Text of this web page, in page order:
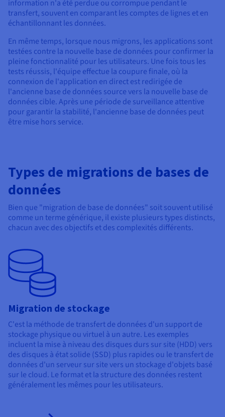
information n'a été perdue ou corrompue pendant le
transfert, souvent en comparant les comptes de lignes et en
échantillonnant les données.
En même temps, lorsque nous migrons, les applications sont
testées contre la nouvelle base de données pour confirmer la
pleine fonctionnalité pour les utilisateurs. Une fois tous les
tests réussis, l'équipe effectue la coupure finale, où la
connexion de l'application en direct est redirigée de
l'ancienne base de données source vers la nouvelle base de
données cible. Après une période de surveillance attentive
pour garantir la stabilité, l'ancienne base de données peut
être mise hors service.
Types de migrations de bases de
données
Bien que "migration de base de données" soit souvent utilisé
comme un terme générique, il existe plusieurs types distincts,
chacun avec des objectifs et des complexités différents.
Migration de stockage
C'est la méthode de transfert de données d'un support de
stockage physique ou virtuel à un autre. Les exemples
incluent la mise à niveau des disques durs sur site (HDD) vers
des disques à état solide (SSD) plus rapides ou le transfert de
données d'un serveur sur site vers un stockage d'objets basé
sur le cloud. Le format et la structure des données restent
généralement les mêmes pour les utilisateurs.